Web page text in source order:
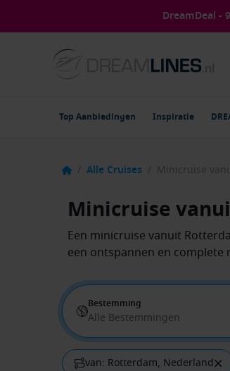
DreamDeal -
Top Aanbiedingen Inspiratie
/ Alle Cruises / Minicruise
Minicruise
Een minicruise vanuit
een ontspannen en complete
Bestemming
Alle Bestemmingen
van: Rotterdam, Nederland